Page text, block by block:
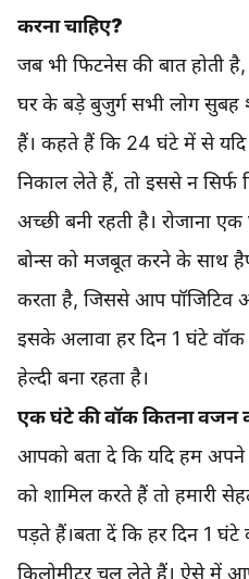
करना चाहिए?
जब भी फिटनेस की बात होती है,
घर के बड़े बुजुर्ग सभी लोग
हैं। कहते हैं कि 24 घंटे में से
निकाल लेते हैं, तो इससे न
अच्छी बनी रहती है। रोजाना
बोन्स को मजबूत करने के साथ
करता है, जिससे आप पॉजिटिव
इसके अलावा हर दिन 1 घंटे
हेल्दी बना रहता है।
एक घंटे की वॉक कितना
आपको बता दे कि यदि हम
को शामिल करते हैं तो हमारी
पड़ते हैं।बता दें कि हर दिन 1
किलोमीटर चल लेते हैं। ऐसे में